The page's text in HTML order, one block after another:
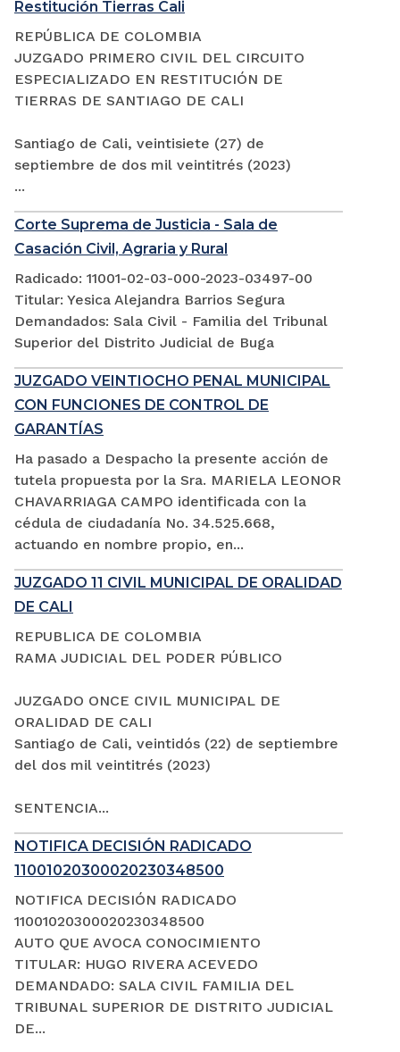
Restitución Tierras Cali
REPÚBLICA DE COLOMBIA
JUZGADO PRIMERO CIVIL DEL CIRCUITO
ESPECIALIZADO EN RESTITUCIÓN DE
TIERRAS DE SANTIAGO DE CALI
Santiago de Cali, veintisiete (27) de
septiembre de dos mil veintitrés (2023)
...
Corte Suprema de Justicia - Sala de
Casación Civil, Agraria y Rural
Radicado: 11001-02-03-000-2023-03497-00
Titular: Yesica Alejandra Barrios Segura
Demandados: Sala Civil - Familia del Tribunal
Superior del Distrito Judicial de Buga
JUZGADO VEINTIOCHO PENAL MUNICIPAL
CON FUNCIONES DE CONTROL DE
GARANTÍAS
Ha pasado a Despacho la presente acción de
tutela propuesta por la Sra. MARIELA LEONOR
CHAVARRIAGA CAMPO identificada con la
cédula de ciudadanía No. 34.525.668,
actuando en nombre propio, en...
JUZGADO 11 CIVIL MUNICIPAL DE ORALIDAD
DE CALI
REPUBLICA DE COLOMBIA
RAMA JUDICIAL DEL PODER PÚBLICO
JUZGADO ONCE CIVIL MUNICIPAL DE
ORALIDAD DE CALI
Santiago de Cali, veintidós (22) de septiembre
del dos mil veintitrés (2023)
SENTENCIA...
NOTIFICA DECISIÓN RADICADO
11001020300020230348500
NOTIFICA DECISIÓN RADICADO
11001020300020230348500
AUTO QUE AVOCA CONOCIMIENTO
TITULAR: HUGO RIVERA ACEVEDO
DEMANDADO: SALA CIVIL FAMILIA DEL
TRIBUNAL SUPERIOR DE DISTRITO JUDICIAL
DE...